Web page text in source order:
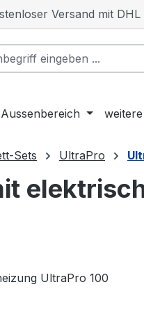
Versand mit
Aussenbereich
Sets UltraPro